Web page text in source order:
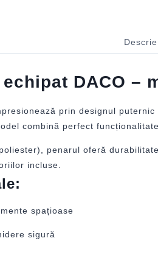
DACO –
prin designul
combină perfect
penarul oferă
incluse.
spațioase
sigură